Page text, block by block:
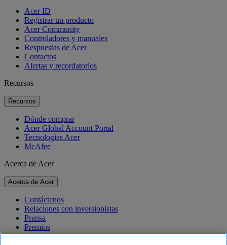
Acer ID
Registrar un producto
Acer Community
Controladores y manuales
Respuestas de Acer
Contactos
Alertas y recordatorios
Recursos
Recursos
Dónde comprar
Acer Global Account Portal
Tecnologías Acer
McAfee
Acerca de Acer
Acerca de Acer
Contáctenos
Relaciones con inversionistas
Prensa
Premios
Eventos